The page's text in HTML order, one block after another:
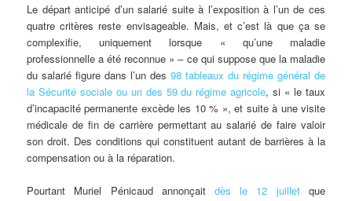
Le départ anticipé d’un salarié suite à l’exposition à l’un de ces
quatre critères reste envisageable. Mais, et c’est là que ça se
complexifie, uniquement lorsque « qu’une maladie
professionnelle a été reconnue » – ce qui suppose que la maladie
du salarié figure dans l’un des 98 tableaux du régime général de
la Sécurité sociale ou un des 59 du régime agricole, si « le taux
d’incapacité permanente excède les 10 % », et suite à une visite
médicale de fin de carrière permettant au salarié de faire valoir
son droit. Des conditions qui constituent autant de barrières à la
compensation ou à la réparation.
Pourtant Muriel Pénicaud annonçait dès le 12 juilletque